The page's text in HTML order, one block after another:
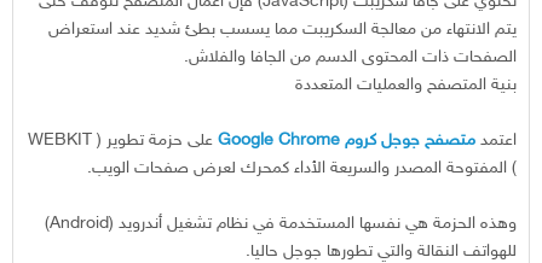
يتم الانتهاء من معالجة السكريبت مما يسسب بطئ شديد عند استعراض
الصفحات ذات المحتوى الدسم من الجافا والفلاش.
بنية المتصفح والعمليات المتعددة
اعتمد متصفح جوجل كروم Google Chrome
على حزمة تطوير ( WEBKIT
) المفتوحة المصدر والسريعة الأداء كمحرك لعرض صفحات الويب.
وهذه الحزمة هي نفسها المستخدمة في نظام تشغيل أندرويد (Android)
للهواتف النقالة والتي تطورها جوجل حاليا.